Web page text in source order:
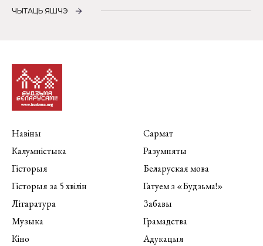
ЧЫТАЦЬ ЯШЧЭ
Навіны
Калумністыка
Гісторыя
Гісторыя за 5 хвілін
Літаратура
Музыка
Кіно
Сармат
Разумняты
Беларуская мова
Гатуем з «Будзьма!»
Забавы
Грамадства
Адукацыя